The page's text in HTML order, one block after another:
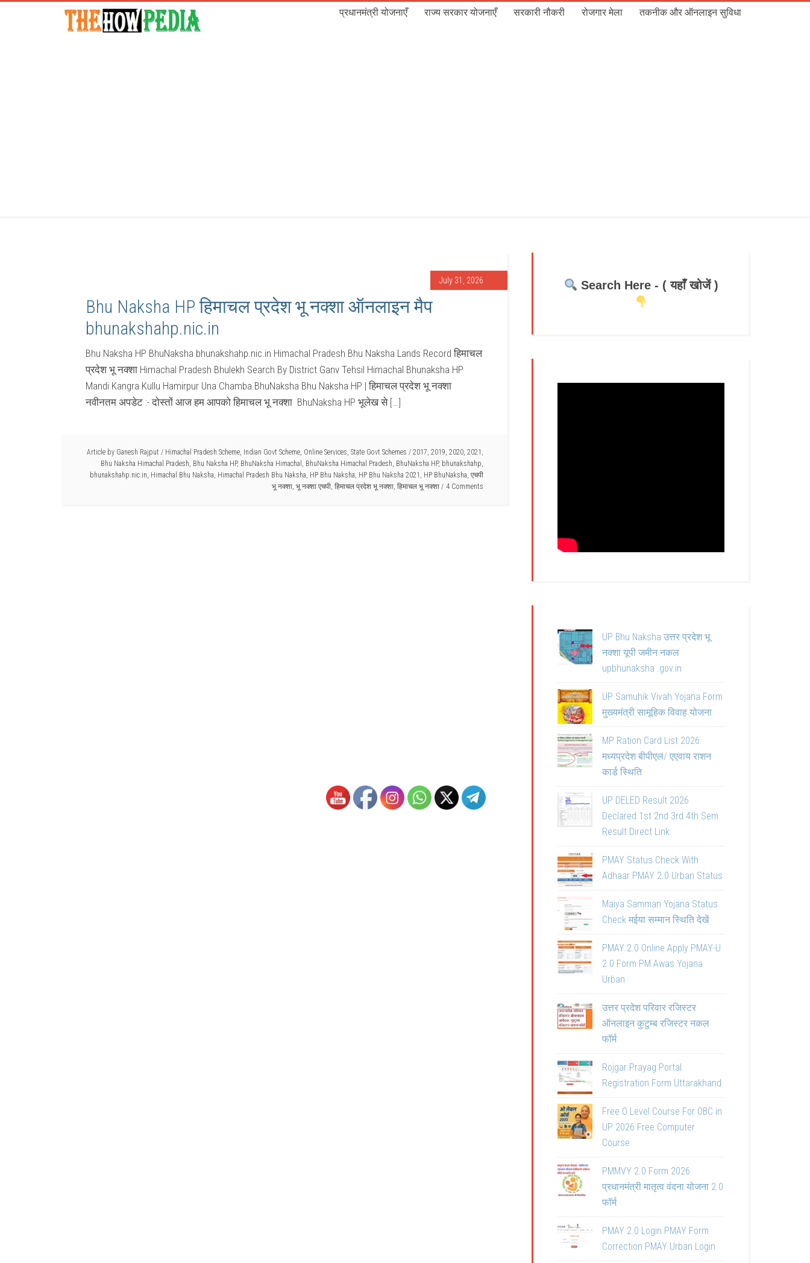
प्रधानमंत्री योजनाएँ राज्य सरकार योजनाएँ सरकारी नौकरी रोजगार मेला तकनीक और ऑनलाइन सुविधा
July 31, 2026
Bhu Naksha HP हिमाचल प्रदेश भू नक्शा ऑनलाइन मैप
bhunakshahp.nic.in
Bhu Naksha HP BhuNaksha bhunakshahp.nic.in Himachal Pradesh Bhu Naksha Lands Record हिमाचल
प्रदेश भू नक्शा Himachal Pradesh Bhulekh Search By District Ganv Tehsil Himachal Bhunaksha HP
Mandi Kangra Kullu Hamirpur Una Chamba BhuNaksha Bhu Naksha HP | हिमाचल प्रदेश भू नक्शा
नवीनतम अपडेट :- दोस्तों आज हम आपको हिमाचल भू नक्शा BhuNaksha HP भूलेख से […]
Article by Ganesh Rajput / Himachal Pradesh Scheme, Indian Govt Scheme, Online Services, State Govt Schemes / 2017, 2019, 2020, 2021 ,
Bhu Naksha Himachal Pradesh, Bhu Naksha HP, BhuNaksha Himachal , BhuNaksha Himachal Pradesh, BhuNaksha HP, bhunakshahp,
bhunakshahp.nic.in, Himachal Bhu Naksha, Himachal Pradesh Bhu Naksha, HP Bhu Naksha, HP Bhu Naksha 2021 , HP BhuNaksha, एचपी
भू नक्शा, भू नक्शा एचपी, हिमाचल प्रदेश भू नक्शा, हिमाचल भू नक्शा 4 Comments
Search Here - ( यहाँ खोजें )
UP Bhu Naksha उत्तर प्रदेश भू
नक्शा यूपी जमीन नकल
upbhunaksha .gov.in
UP Samuhik Vivah Yojana Form
मुख्यमंत्री सामूहिक विवाह योजना
MP Ration Card List 2026
मध्यप्रदेश बीपीएल/ एएवाय राशन
कार्ड स्थिति
UP DELED Result 2026
Declared 1st 2nd 3rd 4th Sem
Result Direct Link
PMAY Status Check With
Adhaar PMAY 2.0 Urban Status
Maiya Samman Yojana Status
Check मईया सम्मान स्थिति देखें
PMAY 2.0 Online Apply PMAY-U
2.0 Form PM Awas Yojana
Urban
उत्तर प्रदेश परिवार रजिस्टर
ऑनलाइन कुटुम्ब रजिस्टर नकल
फॉर्म
Rojgar Prayag Portal
Registration Form Uttarakhand
Free O Level Course For OBC in
UP 2026 Free Computer
Course
PMMVY 2.0 Form 2026
प्रधानमंत्री मातृत्व वंदना योजना 2.0
फॉर्म
PMAY 2.0 Login PMAY Form
Correction PMAY Urban Login